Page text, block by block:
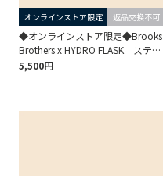
オンラインストア限定 返品交換不可
◆オンラインストア限定◆Brooks
Brothers x HYDRO FLASK ステン
レス コーヒーマグ 12oz
5,500円